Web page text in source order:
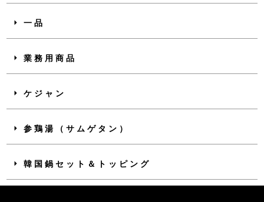
一品
業務用商品
ケジャン
参鶏湯（サムゲタン）
韓国鍋セット＆トッピング